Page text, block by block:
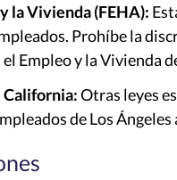
la Vivienda (FEHA):
Prohíbe la
Empleo y la Vivienda
California:Otras leyes
de Los